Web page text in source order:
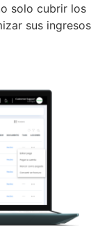
Company
Contact
solo cubrir los
sus ingresos